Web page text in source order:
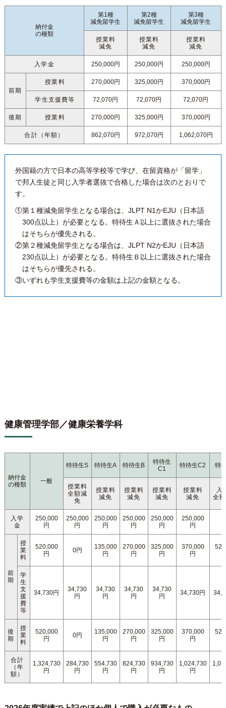
納付金
の種類
第1種
減免留学生
第2種
減免留学生
第3種
減免留学生
授業料
減免
授業料
減免
授業料
減免
入学金 250,000円 250,000円 250,000円
前期
授業料 270,000円 325,000円 370,000円
学生支援費等 72,070円 72,070円 72,070円
後期 授業料 270,000円 325,000円 370,000円
合計（年額） 862,070円 972,070円 1,062,070円
外国籍の方で日本の高等学校等で学び、在留資格が「留学」
で邦人生徒と同じ入学者選抜で合格した場合は次のとおりで
す。
①第１種減免留学生となる場合は、JLPT N1かEJU（日本語
300点以上）が必要となる。特待生Ａ以上に選抜された場合
はそちらが優先される。
②第２種減免留学生となる場合は、JLPT N2かEJU（日本語
230点以上）が必要となる。特待生Ｂ以上に選抜された場合
はそちらが優先される。
③いずれも学生支援費等の金額は上記の金額となる。
健康管理学部／健康栄養学科
納付金
の種類
一般
特待生S 特待生A 特待生B
特待生
C1
特待生C2 特
授業料
全額減
免
授業料
減免
授業料
減免
授業料
減免
授業料
減免
入
全
入学
金
250,000
円
250,000
円
250,000
円
250,000
円
250,000
円
250,000
円
前
期
授
業
料
520,000
円
0円
135,000
円
270,000
円
325,000
円
370,000
円
学
生
支
援
費
等
34,730円
34,730
円
34,730
円
34,730
円
34,730
円
34,730円
後
期
授
業
料
520,000
円
0円
135,000
円
270,000
円
325,000
円
370,000
円
合計
（年
額）
1,324,730
円
284,730
円
554,730
円
824,730
円
934,730
円
1,024,730
円